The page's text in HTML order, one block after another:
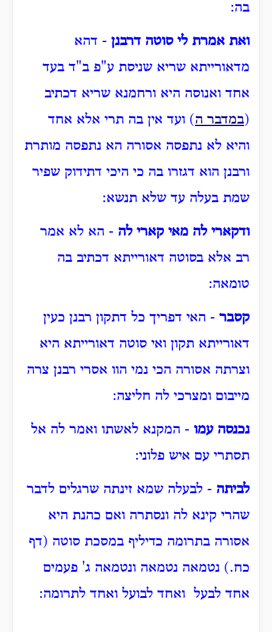
בה:
ואת אמרת לי סוטה דרבנן - דהא
מדאורייתא שריא שניסת ע"פ ב"ד בעד
אחד ואנוסה היא ורחמנא שריא דכתיב
(במדבר ה) ועד אין בה תרי אלא אחד
והיא לא נתפסה אסורה הא נתפסה מותרת
ורבנן הוא דגזרו בה כי היכי דתידוק שפיר
שמת בעלה עד שלא תנשא:
ודקארי לה מאי קארי לה - הא לא אמר
רב אלא בסוטה דאורייתא דכתיב בה
טומאה:
קסבר - האי דפריך כל דתקון רבנן כעין
דאורייתא תקון ואי סוטה דאורייתא היא
וצרתה אסורה הכי נמי הוו אסרי רבנן צרה
מייבום ומצרכי לה חליצה:
נכנסה עמו - המקנא לאשתו ואמר לה אל
תסתרי עם איש פלוני:
לביתה - לבעלה שמא זינתה שרגלים לדבר
שהרי קינא לה ונסתרה ואם כהנת היא
אסורה בתרומה כדיליף במסכת סוטה (דף
כח.) נטמאה נטמאה ונטמאה ג' פעמים
אחד לבעל ואחד לבועל ואחד לתרומה: